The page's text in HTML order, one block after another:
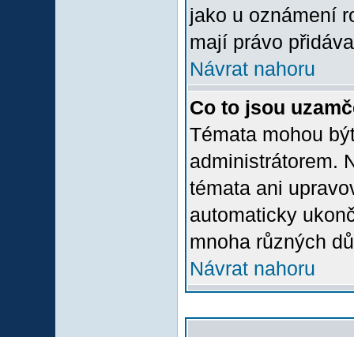
jako u oznámení
mají právo
Návrat nahoru
Co to jsou
Témata mohou
administrátorem.
témata ani
automaticky
mnoha různých
Návrat nahoru